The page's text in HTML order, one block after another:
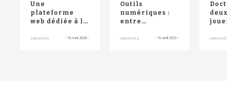
Une
plateforme
web dédiée à la
ABONNÉS - 15 mai 2020 -
Outils
numériques :
entre
coordination
ABONNÉS - 16 avril 2021 -